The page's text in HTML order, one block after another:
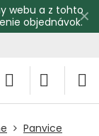
✕
webu a z tohto
objednávok.
Panvice